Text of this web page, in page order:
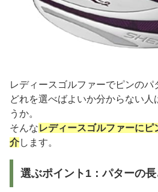
レディースゴルファーでピンのパ
どれを選べばよいか分からない人
うか。
そんなレディースゴルファーに
介します。
選ぶポイント1：パターの長